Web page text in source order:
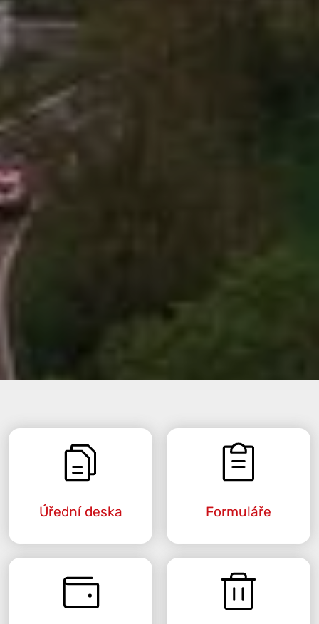
Úřední deska Formuláře